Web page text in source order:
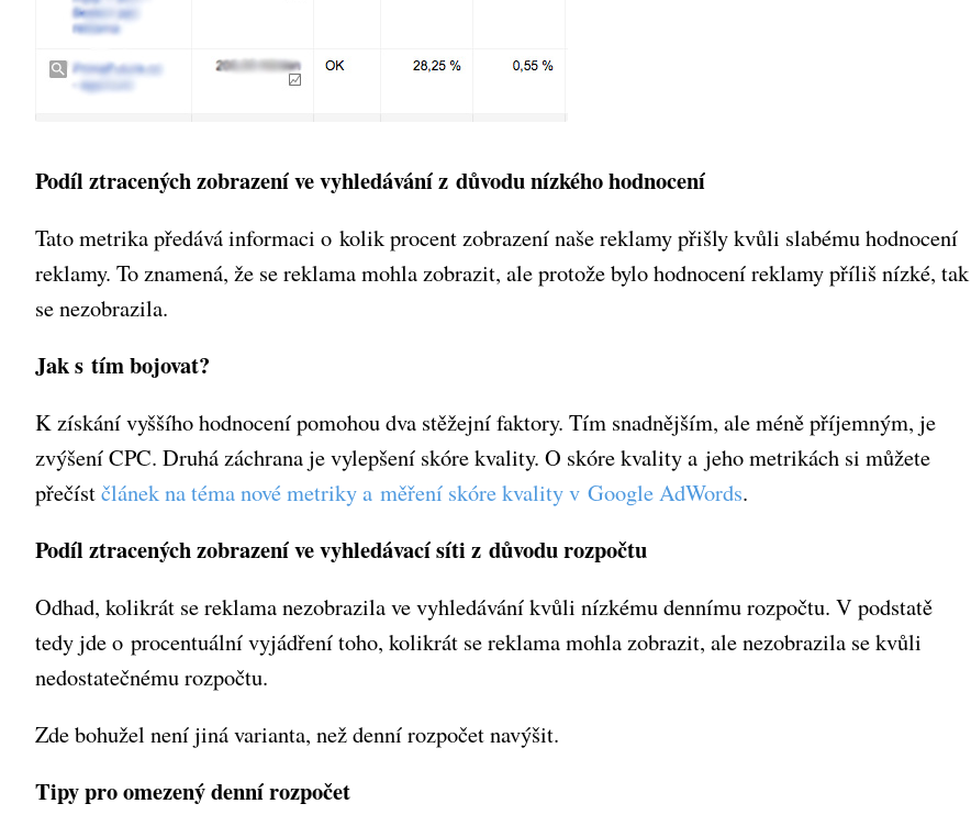
Podíl ztracených zobrazení ve vyhledávání z důvodu nízkého hodnocení
Tato metrika předává informaci o kolik procent zobrazení naše reklamy přišly kvůli slabému hodnocení
reklamy. To znamená, že se reklama mohla zobrazit, ale protože bylo hodnocení reklamy příliš nízké, tak
se nezobrazila.
Jak s tím bojovat?
K získání vyššího hodnocení pomohou dva stěžejní faktory. Tím snadnějším, ale méně příjemným, je
zvýšení CPC. Druhá záchrana je vylepšení skóre kvality. O skóre kvality a jeho metrikách si můžete
přečístčlánek na témanové metriky a měření skóre kvality v Google AdWords.
Podíl ztracených zobrazení ve vyhledávací síti z důvodu rozpočtu
Odhad, kolikrát se reklama nezobrazila ve vyhledávání kvůli nízkému dennímu rozpočtu. V podstatě
tedy jde o procentuální vyjádření toho, kolikrát se reklama mohla zobrazit, ale nezobrazila se kvůli
nedostatečnému rozpočtu.
Zde bohužel není jiná varianta, než denní rozpočet navýšit.
Tipy pro omezený denní rozpočet